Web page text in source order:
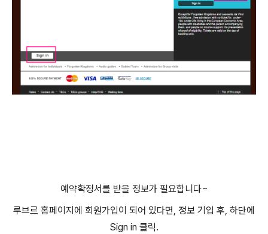
예약확정서를 받을 정보가 필요합니다~
루브르 홈페이지에 회원가입이 되어 있다면, 정보 기입 후, 하단에
Sign in 클릭.